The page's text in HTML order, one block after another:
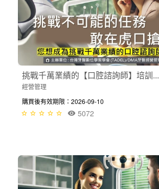
挑戰千萬業績的【口腔諮詢師】培訓...
經營管理
購買後有效期限：2026-09-10
5072